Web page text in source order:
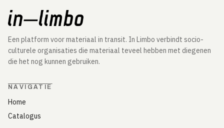
Een platform voor materiaal in transit. In Limbo verbindt socio-
culturele organisaties die materiaal teveel hebben met diegenen
die het nog kunnen gebruiken.
NAVIGATIE
Home
Catalogus